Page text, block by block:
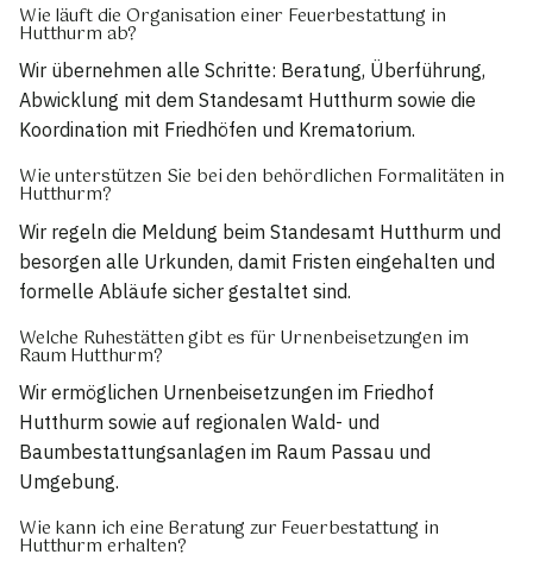
Wie läuft die Organisation einer Feuerbestattung in
Hutthurm ab?
Wir übernehmen alle Schritte: Beratung, Überführung,
Abwicklung mit dem Standesamt Hutthurm sowie die
Koordination mit Friedhöfen und Krematorium.
Wie unterstützen Sie bei den behördlichen Formalitäten in
Hutthurm?
Wir regeln die Meldung beim Standesamt Hutthurm und
besorgen alle Urkunden, damit Fristen eingehalten und
formelle Abläufe sicher gestaltet sind.
Welche Ruhestätten gibt es für Urnenbeisetzungen im
Raum Hutthurm?
Wir ermöglichen Urnenbeisetzungen im Friedhof
Hutthurm sowie auf regionalen Wald- und
Baumbestattungsanlagen im Raum Passau und
Umgebung.
Wie kann ich eine Beratung zur Feuerbestattung in
Hutthurm erhalten?